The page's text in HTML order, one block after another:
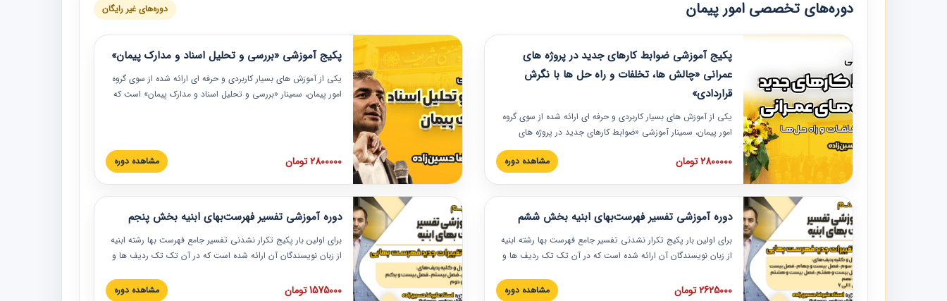
دوره‌های تخصصی امور پیمان دوره‌های غیر رایگان
پکیج آموزشی ضوابط کارهای جدید در پروژه های
عمرانی «چالش ها، تخلفات و راه حل ها با نگرش
قراردادی»
یکی از آموزش‏‏‏‏‏‏ های بسیار کاربردی و حرفه‏ ای ارائه شده از سوی گروه
امور پیمان، سمینار آموزشی «ضوابط کارهای جدید در پروژه های
عمرانی» چالش ها، تخلفات و راه حل ها با نگرش قراردادی است که
در محل سندیکای شرکت های ساختمانی کشور ارائه شد. در این
به همراه تجربیات عملی ارائه شده است.
2800000 تومان مشاهده دوره
پکیج آموزشی «بررسی و تحلیل اسناد و مدارک پیمان»
یکی از آموزش‏‏‏‏‏‏ های بسیار کاربردی و حرفه‏ ای ارائه شده از سوی گروه
امور پیمان، سمینار «بررسی و تحلیل اسناد و مدارک پیمان» است که
عملی در این خصوص ارائه شده است.
2800000 تومان مشاهده دوره
دوره آموزشی تفسیر فهرست‌بهای ابنیه بخش ششم
برای اولین بار پکیج تکرار نشدنی تفسیر جامع فهرست بها رشته ابنیه
از زبان نویسندگان آن ارائه شده است که در آن تک تک ردیف ها و
تصویری بوده و به همراه تصاویر عملیات اجرایی مرتبط با ردیف های
2625000 تومان مشاهده دوره
دوره آموزشی تفسیر فهرست‌بهای ابنیه بخش پنجم
برای اولین بار پکیج تکرار نشدنی تفسیر جامع فهرست بها رشته ابنیه
از زبان نویسندگان آن ارائه شده است که در آن تک تک ردیف ها و
تصویری بوده و به همراه تصاویر عملیات اجرایی مرتبط با ردیف های
1575000 تومان مشاهده دوره